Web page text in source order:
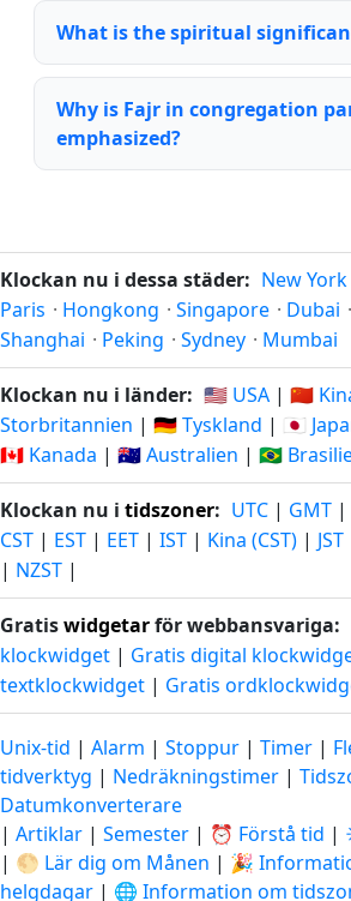
What is the spiritual
Why is Fajr in congregation
emphasized?
Klockan nu i dessa städer: New York
Paris · Hongkong · Singapore · Dubai ·
Shanghai · Peking · Sydney · Mumbai
Klockan nu i länder: 🇺🇸 USA | 🇨🇳
Storbritannien | 🇩🇪 Tyskland | 🇯🇵
🇨🇦 Kanada | 🇦🇺 Australien | 🇧🇷
Klockan nu i tidszoner: UTC | GMT |
CST | EST | EET | IST | Kina (CST) | JST
| NZST |
Gratiswidgetarför webbansvariga:
klockwidget | Gratis digital
textklockwidget | Gratis
Unix-tid | Alarm | Stoppur | Timer |
tidverktyg | Nedräkningstimer |
Datumkonverterare
| Artiklar | Semester | ⏰ Förstå tid |
| 🌕 Lär dig om Månen | 🎉
helgdagar | 🌐 Information om